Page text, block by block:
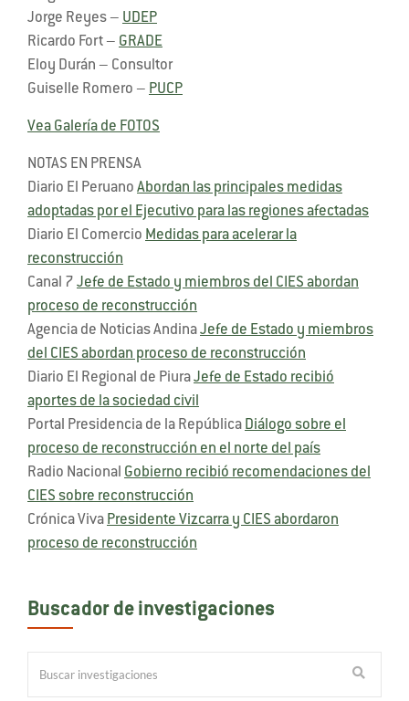
Jorge Reyes – UDEP
Ricardo Fort – GRADE
Eloy Durán – Consultor
Guiselle Romero – PUCP
Vea Galería de FOTOS
NOTAS EN PRENSA
Diario El Peruano Abordan las principales medidas
adoptadas por el Ejecutivo para las regiones afectadas
Diario El Comercio Medidas para acelerar la
reconstrucción
Canal 7 Jefe de Estado y miembros del CIES abordan
proceso de reconstrucción
Agencia de Noticias AndinaJefe de Estado y miembros
del CIES abordan proceso de reconstrucción
Diario El Regional de PiuraJefe de Estado recibió
aportes de la sociedad civil
Portal Presidencia de la República Diálogo sobre el
proceso de reconstrucción en el norte del país
Radio Nacional Gobierno recibió recomendaciones del
CIES sobre reconstrucción
Crónica Viva Presidente Vizcarra y CIES abordaron
proceso de reconstrucción
Buscador de investigaciones